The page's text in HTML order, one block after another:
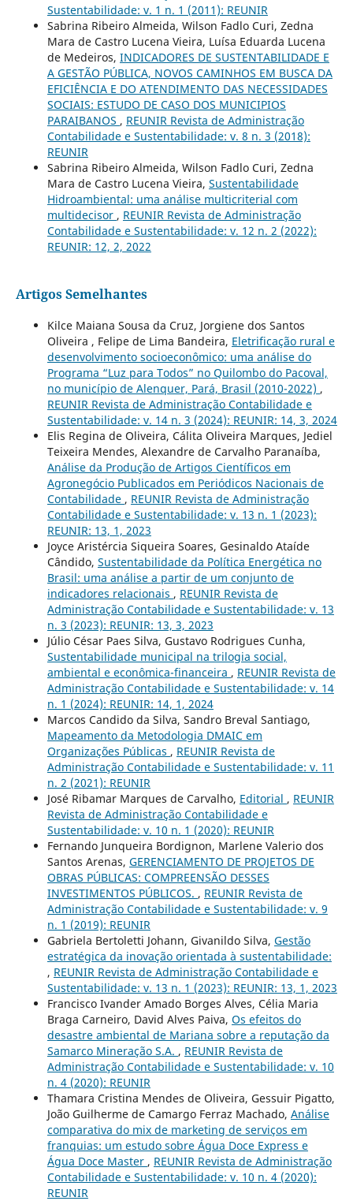
Sustentabilidade: v. 1 n. 1 (2011): REUNIR
Sabrina Ribeiro Almeida, Wilson Fadlo Curi, Zedna
Mara de Castro Lucena Vieira, Luísa Eduarda Lucena
de Medeiros, INDICADORES DE SUSTENTABILIDADE E
A GESTÃO PÚBLICA, NOVOS CAMINHOS EM BUSCA DA
EFICIÊNCIA E DO ATENDIMENTO DAS NECESSIDADES
SOCIAIS: ESTUDO DE CASO DOS MUNICIPIOS
PARAIBANOS , REUNIR Revista de Administração
Contabilidade e Sustentabilidade: v. 8 n. 3 (2018):
REUNIR
Sabrina Ribeiro Almeida, Wilson Fadlo Curi, Zedna
Mara de Castro Lucena Vieira, Sustentabilidade
Hidroambiental: uma análise multicriterial com
multidecisor , REUNIR Revista de Administração
Contabilidade e Sustentabilidade: v. 12 n. 2 (2022):
REUNIR: 12, 2, 2022
Artigos Semelhantes
Kilce Maiana Sousa da Cruz, Jorgiene dos Santos
Oliveira , Felipe de Lima Bandeira, Eletrificação rural e
desenvolvimento socioeconômico: uma análise do
Programa “Luz para Todos” no Quilombo do Pacoval,
no município de Alenquer, Pará, Brasil (2010-2022) ,
REUNIR Revista de Administração Contabilidade e
Sustentabilidade: v. 14 n. 3 (2024): REUNIR: 14, 3, 2024
Elis Regina de Oliveira, Cálita Oliveira Marques, Jediel
Teixeira Mendes, Alexandre de Carvalho Paranaíba,
Análise da Produção de Artigos Científicos em
Agronegócio Publicados em Periódicos Nacionais de
Contabilidade , REUNIR Revista de Administração
Contabilidade e Sustentabilidade: v. 13 n. 1 (2023):
REUNIR: 13, 1, 2023
Joyce Aristércia Siqueira Soares, Gesinaldo Ataíde
Cândido, Sustentabilidade da Política Energética no
Brasil: uma análise a partir de um conjunto de
indicadores relacionais , REUNIR Revista de
Administração Contabilidade e Sustentabilidade: v. 13
n. 3 (2023): REUNIR: 13, 3, 2023
Júlio César Paes Silva, Gustavo Rodrigues Cunha,
Sustentabilidade municipal na trilogia social,
ambiental e econômica-financeira , REUNIR Revista de
Administração Contabilidade e Sustentabilidade: v. 14
n. 1 (2024): REUNIR: 14, 1, 2024
Marcos Candido da Silva, Sandro Breval Santiago,
Mapeamento da Metodologia DMAIC em
Organizações Públicas , REUNIR Revista de
Administração Contabilidade e Sustentabilidade: v. 11
n. 2 (2021): REUNIR
José Ribamar Marques de Carvalho, Editorial , REUNIR
Revista de Administração Contabilidade e
Sustentabilidade: v. 10 n. 1 (2020): REUNIR
Fernando Junqueira Bordignon, Marlene Valerio dos
Santos Arenas, GERENCIAMENTO DE PROJETOS DE
OBRAS PÚBLICAS: COMPREENSÃO DESSES
INVESTIMENTOS PÚBLICOS. , REUNIR Revista de
Administração Contabilidade e Sustentabilidade: v. 9
n. 1 (2019): REUNIR
Gabriela Bertoletti Johann, Givanildo Silva, Gestão
estratégica da inovação orientada à sustentabilidade:
, REUNIR Revista de Administração Contabilidade e
Sustentabilidade: v. 13 n. 1 (2023): REUNIR: 13, 1, 2023
Francisco Ivander Amado Borges Alves, Célia Maria
Braga Carneiro, David Alves Paiva, Os efeitos do
desastre ambiental de Mariana sobre a reputação da
Samarco Mineração S.A. , REUNIR Revista de
Administração Contabilidade e Sustentabilidade: v. 10
n. 4 (2020): REUNIR
Thamara Cristina Mendes de Oliveira, Gessuir Pigatto,
João Guilherme de Camargo Ferraz Machado, Análise
comparativa do mix de marketing de serviços em
franquias: um estudo sobre Água Doce Express e
Água Doce Master , REUNIR Revista de Administração
Contabilidade e Sustentabilidade: v. 10 n. 4 (2020):
REUNIR